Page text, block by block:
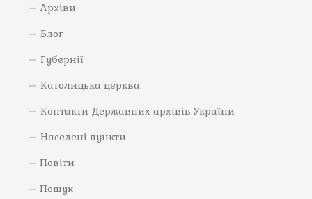
Архіви
Блог
Губернії
Католицька церква
Контакти Державних архівів України
Населені пункти
Повіти
Пошук